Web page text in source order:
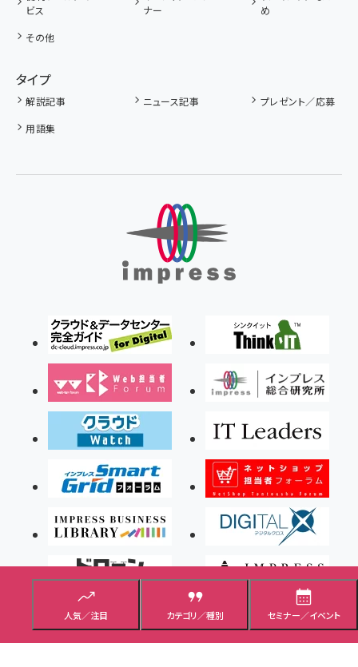
人気／注目 カテゴリ／種別 セミナー／イベント
ビス
ナー
め
その他
タイプ
解説記事 ニュース記事
プレゼント／応募
用語集